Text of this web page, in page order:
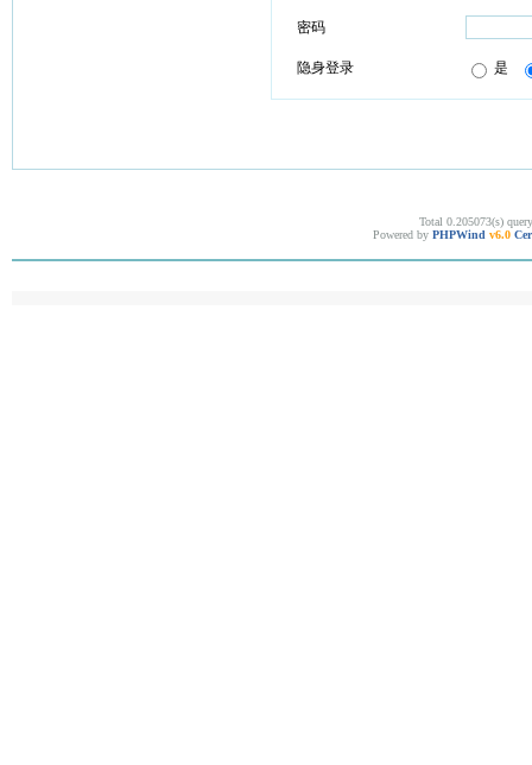
密码
隐身登录 是
Total 0.205073(s)
Powered by PHPWind v6.0